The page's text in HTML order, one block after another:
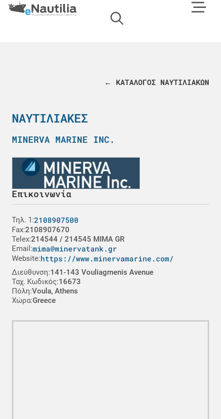
← ΚΑΤΑΛΟΓΟΣ ΝΑΥΤΙΛΙΑΚΩΝ
ΝΑΥΤΙΛΙΑΚΈΣ
MINERVA MARINE INC.
Επικοινωνία
Τηλ. 1:2108907500
Fax:2108907670
Telex:214544 / 214545 MIMA GR
Email:mima@minervatank.gr
Website:https://www.minervamarine.com/
Διεύθυνση:141-143 Vouliagmenis Avenue
Ταχ. Κωδικός:16673
Πόλη:Voula, Athens
Χώρα:Greece